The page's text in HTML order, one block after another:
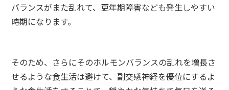
バランスがまた乱れて、更年期障害なども発生しやすい
時期になります。
そのため、さらにそのホルモンバランスの乱れを増長さ
せるような食生活は避けて、副交感神経を優位にするよ